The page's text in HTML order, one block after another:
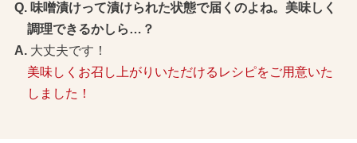
味噌漬けって漬けられた状態で届くのよね。美味しく
調理できるかしら…？
大丈夫です！
美味しくお召し上がりいただけるレシピをご用意いた
しました！